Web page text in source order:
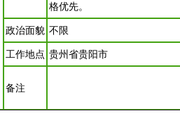
格优先。
政治面貌 不限
工作地点 贵州省贵阳市
备注